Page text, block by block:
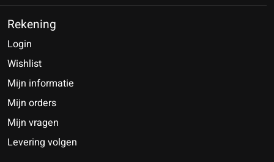
Rekening
Login
Wishlist
Mijn informatie
Mijn orders
Mijn vragen
Levering volgen